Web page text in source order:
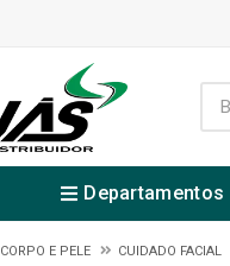
Departamentos
CORPO E PELE CUIDADO FACIAL